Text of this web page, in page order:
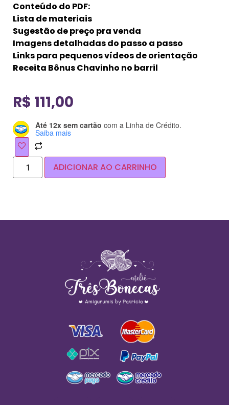
Conteúdo do PDF:
Lista de materiais
Sugestão de preço pra venda
Imagens detalhadas do passo a passo
Links para pequenos vídeos de orientação
Receita Bônus Chavinho no barril
R$ 111,00
Até 12x sem cartão com a Linha de Crédito.
Saiba mais
ADICIONAR AO CARRINHO